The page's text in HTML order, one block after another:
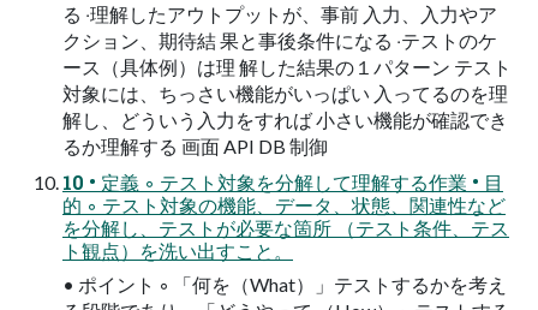
る ‧理解したアウトプットが、事前 ⼊⼒、⼊⼒やア
クション、期待結 果と事後条件になる ‧テストのケ
ース（具体例）は理 解した結果の１パターン テスト
対象には、ちっさい機能がいっぱい ⼊ってるのを理
解し、どういう⼊⼒をすれば ⼩さい機能が確認でき
るか理解する 画面 API DB 制御
10 • 定義 ◦ テスト対象を分解して理解する作業 • ⽬
的 ◦ テスト対象の機能、データ、状態、関連性など
を分解し、テストが必要な箇所 （テスト条件、テス
ト観点）を洗い出すこと。
• ポイント ◦ 「何を（What）」テストするかを考え